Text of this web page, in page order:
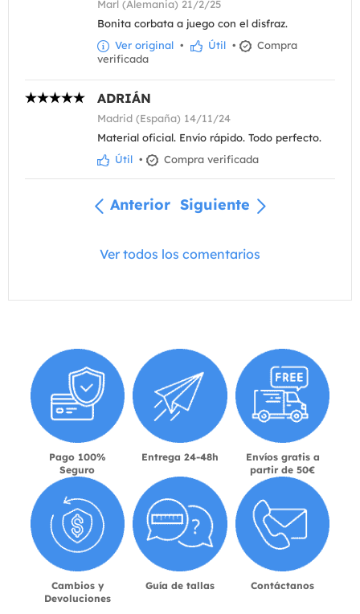
Marl (Alemania) 21/2/25
Bonita corbata a juego con el disfraz.
Ver original • Útil •
Compra
verificada
ADRIÁN
Madrid (España) 14/11/24
Material oficial. Envío rápido. Todo perfecto.
Útil • Compra verificada
Anterior Siguiente
Ver todos los comentarios
Pago 100%
Seguro
Entrega 24-48h
Envíos gratis a
partir de 50€
Cambios y
Devoluciones
Guía de tallas Contáctanos